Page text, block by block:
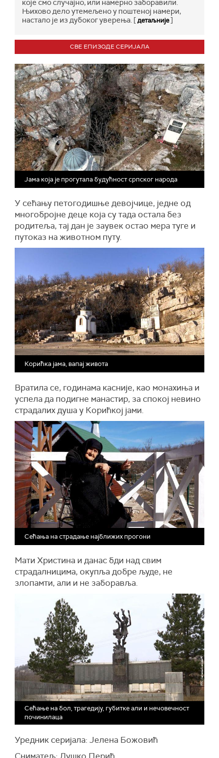
које смо случајно, или намерно заборавили.
Њихово дело утемељено у поштеној намери,
настало је из дубоког уверења. [детаљније]
СВЕ ЕПИЗОДЕ СЕРИЈАЛА
Јама која је прогутала будућност српског народа
У сећању петогодишње девојчице, једне од
многобројне деце која сутада остала без
родитеља, тај дан је заувек остао мера туге и
путоказ на животном путу.
Корићка јама, вапај живота
Вратила се, годинама касније, као монахиња и
успела да подигне манастир, за спокој невино
страдалих душа у Корићкој јами.
Сећања на страдање најближих прогони
Мати Христина и данас бди над свим
страдалницима, окупља добре људе, не
злопамти, али и не заборавља.
Сећање на бол, трагедију, губитке али и нечовечност
починилаца
Уредник серијала: Јелена Божовић